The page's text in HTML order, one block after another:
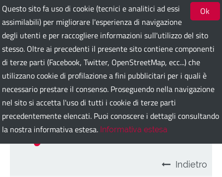
Ok
Questo sito fa uso di cookie (tecnici e analitici ad essi
assimilabili) per migliorare l'esperienza di navigazione
degli utenti e per raccogliere informazioni sull'utilizzo del sito
stesso. Oltre ai precedenti il presente sito contiene componenti
di terze parti (Facebook, Twitter, OpenStreetMap, ecc...) che
utilizzano cookie di profilazione a fini pubblicitari per i quali è
necessario prestare il consenso. Proseguendo nella navigazione
nel sito si accetta l'uso di tutti i cookie di terze parti
precedentemente elencati. Puoi conoscere i dettagli consultando
la nostra informativa estesa. Informativa estesa
Bari Guest Card
ITA ENG DEU SPA FRA RUS
Grotte di Castellana
Indietro